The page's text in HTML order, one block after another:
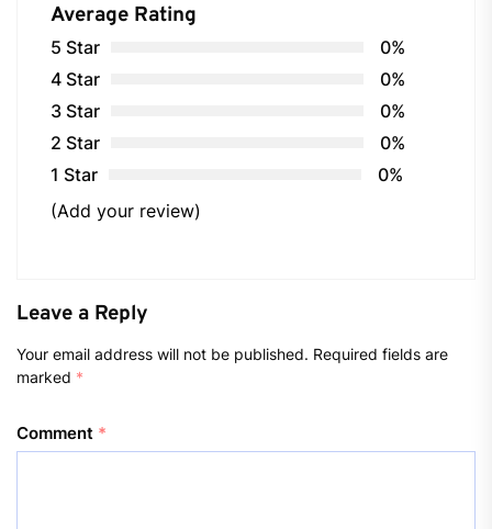
Average Rating
5 Star
0%
4 Star
0%
3 Star
0%
2 Star
0%
1 Star
0%
(Add your review)
Leave a Reply
Your email address will not be published. Required fields are
marked *
Comment *